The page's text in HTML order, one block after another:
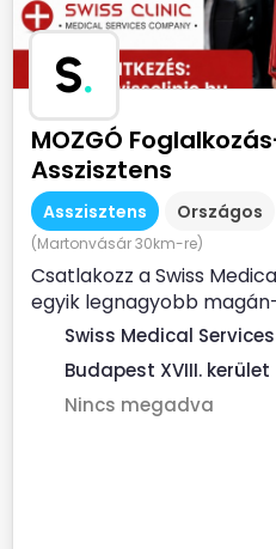
S.
MOZGÓ
Asszisztens
Asszisztens Országos
(Martonvásár 30km-re)
Csatlakozz a Swiss
egyik legnagyobb
szolgáltatójához ...
Swiss Medical
Budapest XVIII. kerület
Nincs megadva